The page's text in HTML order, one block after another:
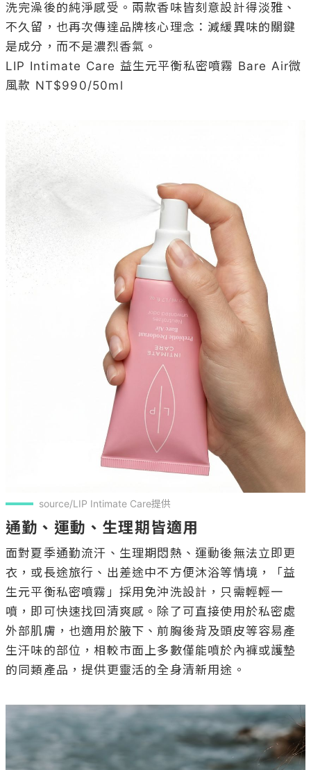
洗完澡後的純淨感受。兩款香味皆刻意設計得淡雅、
不久留，也再次傳達品牌核心理念：減緩異味的關鍵
是成分，而不是濃烈香氣。
LIP Intimate Care 益生元平衡私密噴霧 Bare Air微
風款 NT$990/50ml
source/LIP Intimate Care提供
通勤、運動、生理期皆適用
面對夏季通勤流汗、生理期悶熱、運動後無法立即更
衣，或長途旅行、出差途中不方便沐浴等情境，「益
生元平衡私密噴霧」採用免沖洗設計，只需輕輕一
噴，即可快速找回清爽感。除了可直接使用於私密處
外部肌膚，也適用於腋下、前胸後背及頭皮等容易產
生汗味的部位，相較市面上多數僅能噴於內褲或護墊
的同類產品，提供更靈活的全身清新用途。